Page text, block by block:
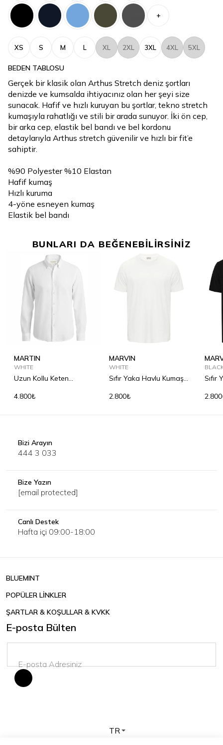
+
XS S M L XL 2XL 3XL 4XL 5XL
BEDEN TABLOSU
Gerçek bir klasik olan Arthus Stretch deniz şortları
denizde ve kumsalda ihtiyacınız olan her şeyi size
sunacak. Hafif ve hızlı kuruyan bu şortlar, tekno stretch
kumaşıyla rahatlığı ve stili bir arada sunuyor. İki ön cep,
bir arka cep, elastik bel bandı ve bel kordonu
detaylarıyla Arthus stretch güvenilir ve hızlı bir fit’e
sahiptir.
%90 Polyester %10 Elastan
Hafif kumaş
Hızlı kuruma
4-yöne esneyen kumaş
Elastik bel bandı
BUNLARI DA BEĞENEBİLİRSİNİZ
MARTIN
WHITE
Uzun Kollu Keten
4.800₺
MARVIN
WHITE
Sıfır Yaka Havlu Kumaş
2.800₺
Sıfır
Bizi Arayın
444 3 033
Bize Yazın
[email protected]
Canlı Destek
Hafta içi 09:00-18:00
BLUEMINT
POPÜLER LİNKLER
ŞARTLAR & KOŞULLAR & KVKK
E-posta Bülten
TR